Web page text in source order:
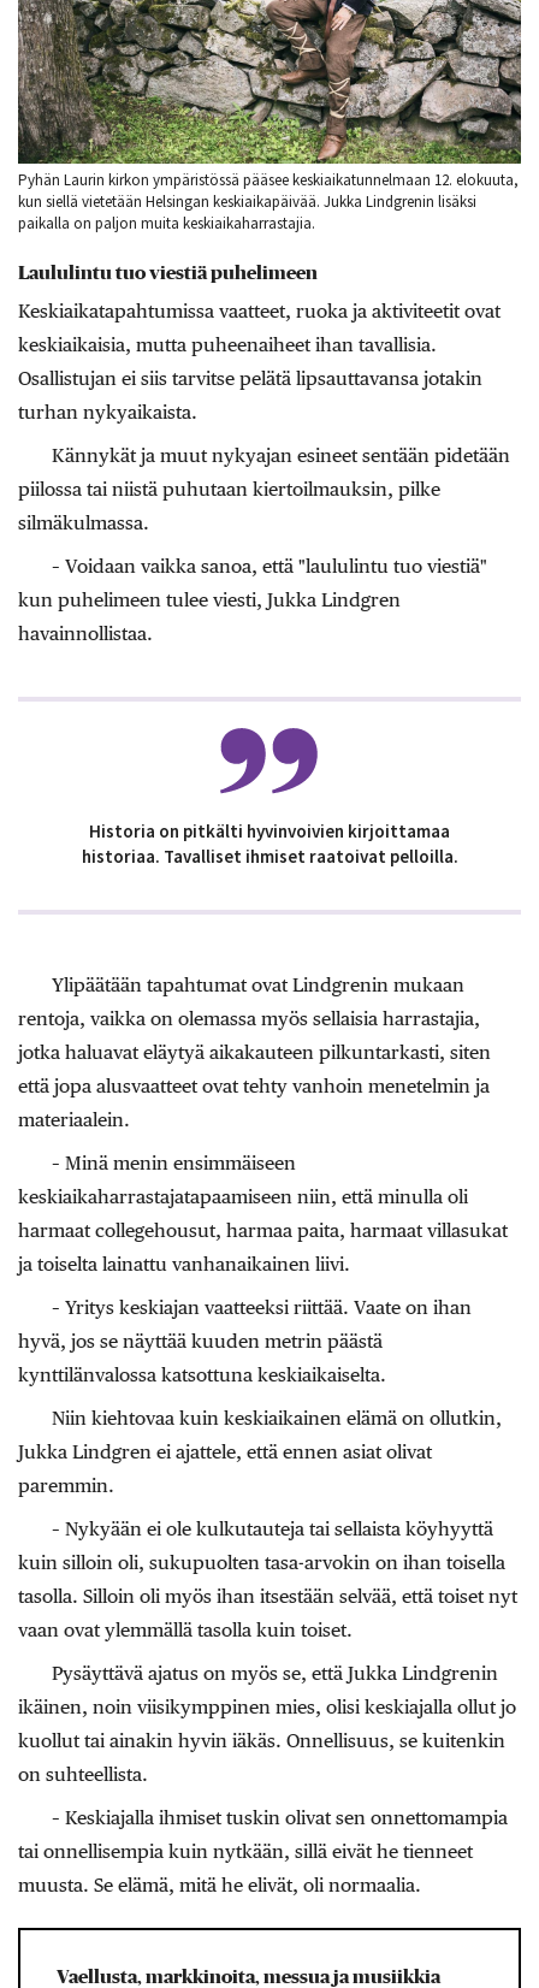
Pyhän Laurin kirkon ympäristössä pääsee keskiaikatunnelmaan 12. elokuuta,
kun siellä vietetään Helsingan keskiaikapäivää. Jukka Lindgrenin lisäksi
paikalla on paljon muita keskiaikaharrastajia.
Laululintu tuo viestiä puhelimeen
Keskiaikatapahtumissa vaatteet, ruoka ja aktiviteetit ovat
keskiaikaisia, mutta puheenaiheet ihan tavallisia.
Osallistujan ei siis tarvitse pelätä lipsauttavansa jotakin
turhan nykyaikaista.
Kännykät ja muut nykyajan esineet sentään pidetään
piilossa tai niistä puhutaan kiertoilmauksin, pilke
silmäkulmassa.
– Voidaan vaikka sanoa, että "laululintu tuo viestiä"
kun puhelimeen tulee viesti, Jukka Lindgren
havainnollistaa.
Historia on pitkälti hyvinvoivien kirjoittamaa
historiaa. Tavalliset ihmiset raatoivat pelloilla.
Ylipäätään tapahtumat ovat Lindgrenin mukaan
rentoja, vaikka on olemassa myös sellaisia harrastajia,
jotka haluavat eläytyä aikakauteen pilkuntarkasti, siten
että jopa alusvaatteet ovat tehty vanhoin menetelmin ja
materiaalein.
– Minä menin ensimmäiseen
keskiaikaharrastajatapaamiseen niin, että minulla oli
harmaat collegehousut, harmaa paita, harmaat villasukat
ja toiselta lainattu vanhanaikainen liivi.
– Yritys keskiajan vaatteeksi riittää. Vaate on ihan
hyvä, jos se näyttää kuuden metrin päästä
kynttilänvalossa katsottuna keskiaikaiselta.
Niin kiehtovaa kuin keskiaikainen elämä on ollutkin,
Jukka Lindgren ei ajattele, että ennen asiat olivat
paremmin.
– Nykyään ei ole kulkutauteja tai sellaista köyhyyttä
kuin silloin oli, sukupuolten tasa-arvokin on ihan toisella
tasolla. Silloin oli myös ihan itsestään selvää, että toiset nyt
vaan ovat ylemmällä tasolla kuin toiset.
Pysäyttävä ajatus on myös se, että Jukka Lindgrenin
ikäinen, noin viisikymppinen mies, olisi keskiajalla ollut jo
kuollut tai ainakin hyvin iäkäs. Onnellisuus, se kuitenkin
on suhteellista.
– Keskiajalla ihmiset tuskin olivat sen onnettomampia
tai onnellisempia kuin nytkään, sillä eivät he tienneet
muusta. Se elämä, mitä he elivät, oli normaalia.
Vaellusta, markkinoita, messua ja musiikkia